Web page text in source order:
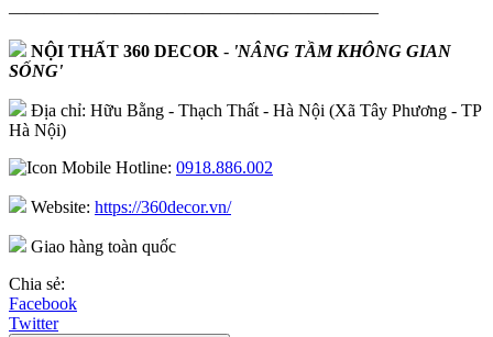
—————————————————————
NỘI THẤT 360 DECOR - 'NÂNG TẦM KHÔNG GIAN
SỐNG'
Địa chỉ: Hữu Bằng - Thạch Thất - Hà Nội (Xã Tây Phương - TP
Hà Nội)
Hotline: 0918.886.002
Website: https://360decor.vn/
Giao hàng toàn quốc
Chia sẻ:
Facebook
Twitter